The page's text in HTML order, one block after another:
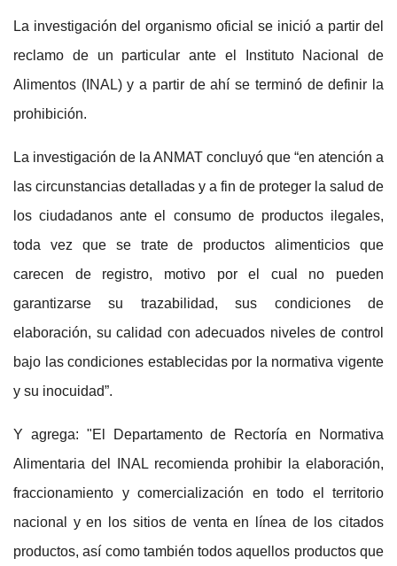
La investigación del organismo oficial se inició a partir del
reclamo de un particular ante el Instituto Nacional de
Alimentos (INAL) y a partir de ahí se terminó de definir la
prohibición.
La investigación de la ANMAT concluyó que “en atención a
las circunstancias detalladas y a fin de proteger la salud de
los ciudadanos ante el consumo de productos ilegales,
toda vez que se trate de productos alimenticios que
carecen de registro, motivo por el cual no pueden
garantizarse su trazabilidad, sus condiciones de
elaboración, su calidad con adecuados niveles de control
bajo las condiciones establecidas por la normativa vigente
y su inocuidad”.
Y agrega: "El Departamento de Rectoría en Normativa
Alimentaria del INAL recomienda prohibir la elaboración,
fraccionamiento y comercialización en todo el territorio
nacional y en los sitios de venta en línea de los citados
productos, así como también todos aquellos productos que